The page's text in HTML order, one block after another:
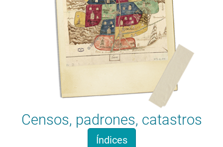
Censos, padrones, catastros
Índices